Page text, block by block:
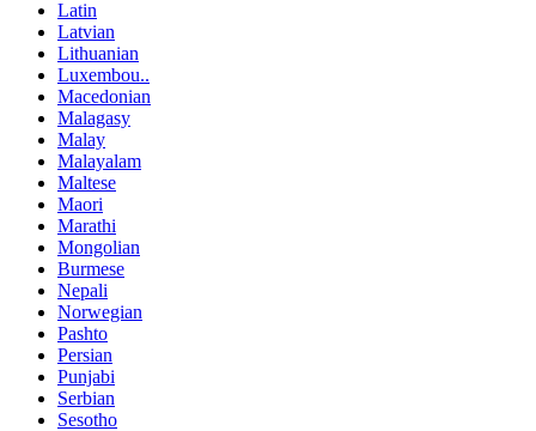
Latin
Latvian
Lithuanian
Luxembou..
Macedonian
Malagasy
Malay
Malayalam
Maltese
Maori
Marathi
Mongolian
Burmese
Nepali
Norwegian
Pashto
Persian
Punjabi
Serbian
Sesotho